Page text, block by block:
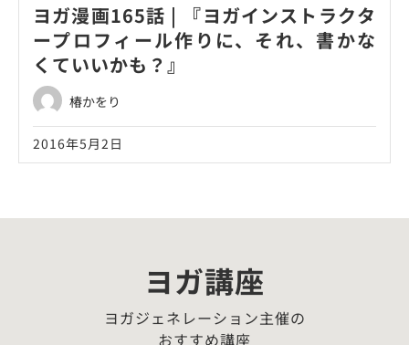
ヨガ漫画165話 | 『ヨガインストラクタ
ープロフィール作りに、それ、書かな
くていいかも？』
椿かをり
2016年5月2日
ヨガ講座
ヨガジェネレーション主催の
おすすめ講座